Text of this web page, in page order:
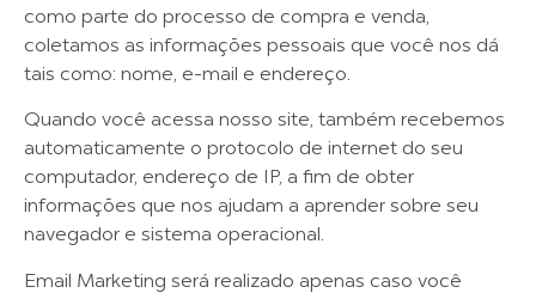
como parte do processo de compra e venda,
coletamos as informações pessoais que você nos dá
tais como: nome, e-mail e endereço.
Quando você acessa nosso site, também recebemos
automaticamente o protocolo de internet do seu
computador, endereço de IP, a fim de obter
informações que nos ajudam a aprender sobre seu
navegador e sistema operacional.
Email Marketing será realizado apenas caso você